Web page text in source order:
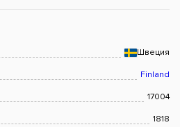
Швеция
Finland
17004
1818